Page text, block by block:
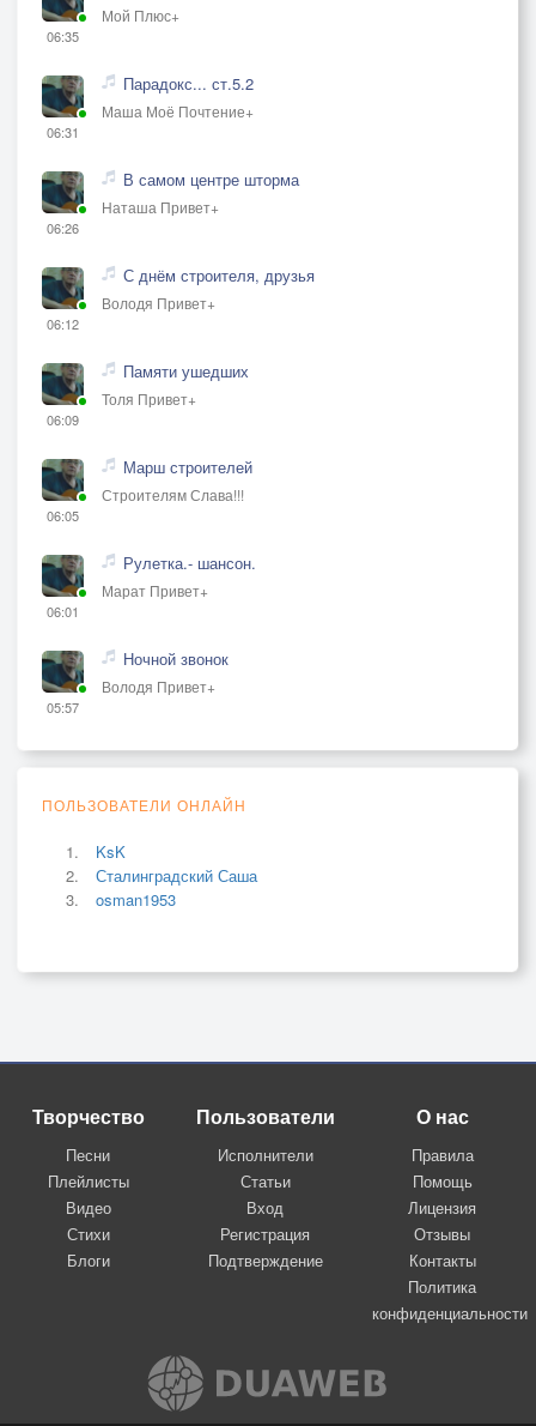
06:35
Мой Плюс+
06:31
Парадокс... ст.5.2
Маша Моё Почтение+
06:26
В самом центре шторма
Наташа Привет+
06:12
С днём строителя, друзья
Володя Привет+
06:09
Памяти ушедших
Толя Привет+
06:05
Марш строителей
Строителям Слава!!!
06:01
Рулетка.- шансон.
Марат Привет+
05:57
Ночной звонок
Володя Привет+
ПОЛЬЗОВАТЕЛИ ОНЛАЙН
KsK
Сталинградский Саша
osman1953
Творчество
Песни
Плейлисты
Видео
Стихи
Блоги
Пользователи
Исполнители
Статьи
Вход
Регистрация
Подтверждение
О нас
Правила
Помощь
Лицензия
Отзывы
Контакты
Политика
конфиденциальности